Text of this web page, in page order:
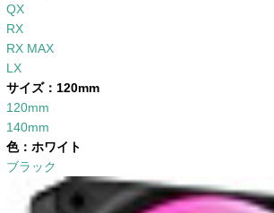
QX
RX
RX MAX
LX
サイズ： 120mm
120mm
140mm
色：ホワイト
ブラック